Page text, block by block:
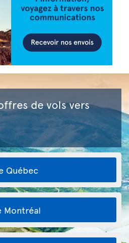
de vols vers
Québec
Montréal